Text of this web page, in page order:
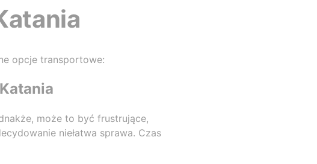
opcje transportowe:
może to być frustrujące,
niełatwa sprawa. Czas